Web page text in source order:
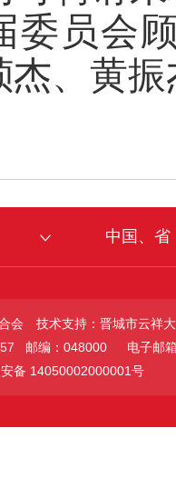
委员会
杰、黄
中国、省
会
技术支持：晋城市云祥
邮编：048000
电子邮
备 14050002000001号